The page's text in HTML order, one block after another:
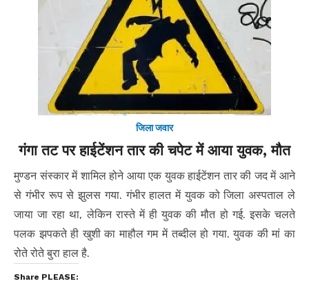
जिला जवार
गंगा तट पर हाईटेंशन तार की चपेट में आया युवक, मौत
मुण्डन संस्कार में शामिल होने आया एक युवक हाईटेंशन तार की जद में आने
से गंभीर रूप से झुलस गया. गंभीर हालत में युवक को जिला अस्पताल ले
जाया जा रहा था, लेकिन रास्ते में ही युवक की मौत हो गई. इसके चलते
पलक झपकते ही खुशी का माहौल गम में तब्दील हो गया. युवक की मां का
रोते रोते बुरा हाल है.
Share PLEASE: